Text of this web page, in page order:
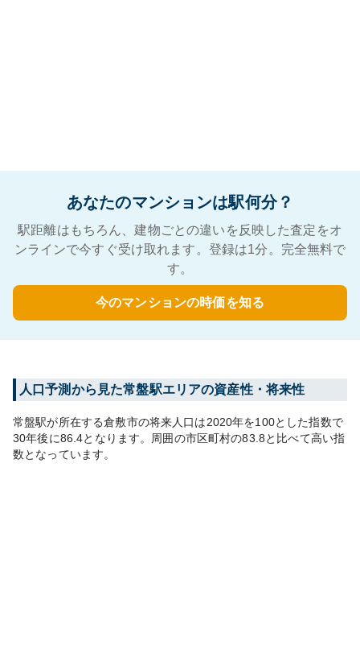
あなたのマンションは駅何分？
駅距離はもちろん、建物ごとの違いを反映した査定をオ
ンラインで今すぐ受け取れます。登録は1分。完全無料で
す。
今のマンションの時価を知る
人口予測から見た常盤駅エリアの資産性・将来性
常盤駅が所在する倉敷市の将来人口は2020年を100とした指数で
30年後に86.4となります。 周囲の市区町村の83.8と比べて高い指
数となっています。